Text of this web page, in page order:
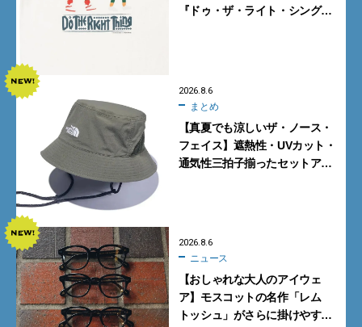
『ドゥ・ザ・ライト・シング』
2026.8.6
まとめ
【真夏でも涼しいザ・ノース・
フェイス】遮熱性・UVカット・
通気性三拍子揃ったセットアッ
2026.8.6
ニュース
【おしゃれな大人のアイウェ
ア】モスコットの名作「レム
トッシュ」がさらに掛けやす